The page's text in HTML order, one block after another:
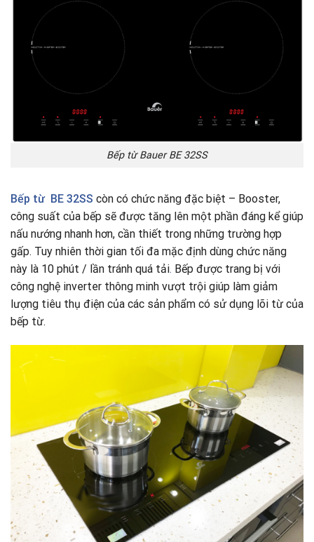
Bếp từ Bauer BE 32SS
Bếp từ BE 32SS còn có chức năng đặc biệt – Booster,
công suất của bếp sẽ được tăng lên một phần đáng kể giúp
nấu nướng nhanh hơn, cần thiết trong những trường hợp
gấp. Tuy nhiên thời gian tối đa mặc định dùng chức năng
này là 10 phút / lần tránh quá tải. Bếp được trang bị với
công nghệ inverter thông minh vượt trội giúp làm giảm
lượng tiêu thụ điện của các sản phẩm có sử dụng lõi từ của
bếp từ.